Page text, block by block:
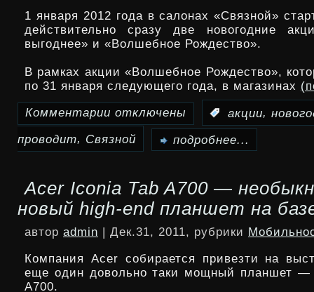
автотранспорта
в
Москве
1 января 2012 года в салонах «Связной»
действительно сразу две новогодние
выгоднее» и «Волшебное Рождество».
В рамках акции «Волшебное Рождество»,
по 31 января следующего года, в магазинах
Комментарии
записи
проводит
новогодние
акции
отключены акции,
проводит, Связной подробнее...
Acer Iconia Tab A700 —
новый high-end планшет на
автор admin | Дек.31, 2011, рубрики
Компания Acer собирается привезти на
еще один довольно таки мощный планшет —
A700.